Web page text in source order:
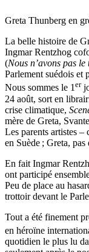
Greta Thunberg en
La belle histoire de
Ingmar Rentzhog
(Nous n’avons pas le
Parlement suédois et
Nous sommes le 1er
24 août, sort en
crise climatique,
mère de Greta,
Les parents artistes –
en Suède ; Greta, pas
En fait Ingmar
ont participé
Peu de place au
trottoir devant le
Tout a été finement
en héroïne
quotidien le plus lu